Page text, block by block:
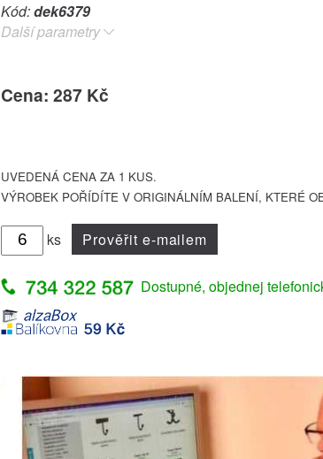
Kód:dek6379
Další parametry
Cena: 287 Kč
UVEDENÁ CENA ZA 1 KUS.
VÝROBEK POŘÍDÍTE V ORIGINÁLNÍM BALENÍ, KTERÉ
ks Prověřit e-mailem
Dostupné, objednej